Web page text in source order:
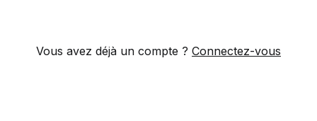
Vous avez déjà un compte ? Connectez-vous